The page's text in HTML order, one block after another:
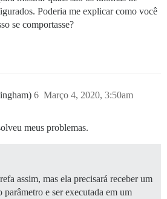
Poderia me explicar como você
se comportasse?
Março 4, 2020, 3:50am
6
meus problemas.
assim, mas ela precisará receber um
e ser executada em um